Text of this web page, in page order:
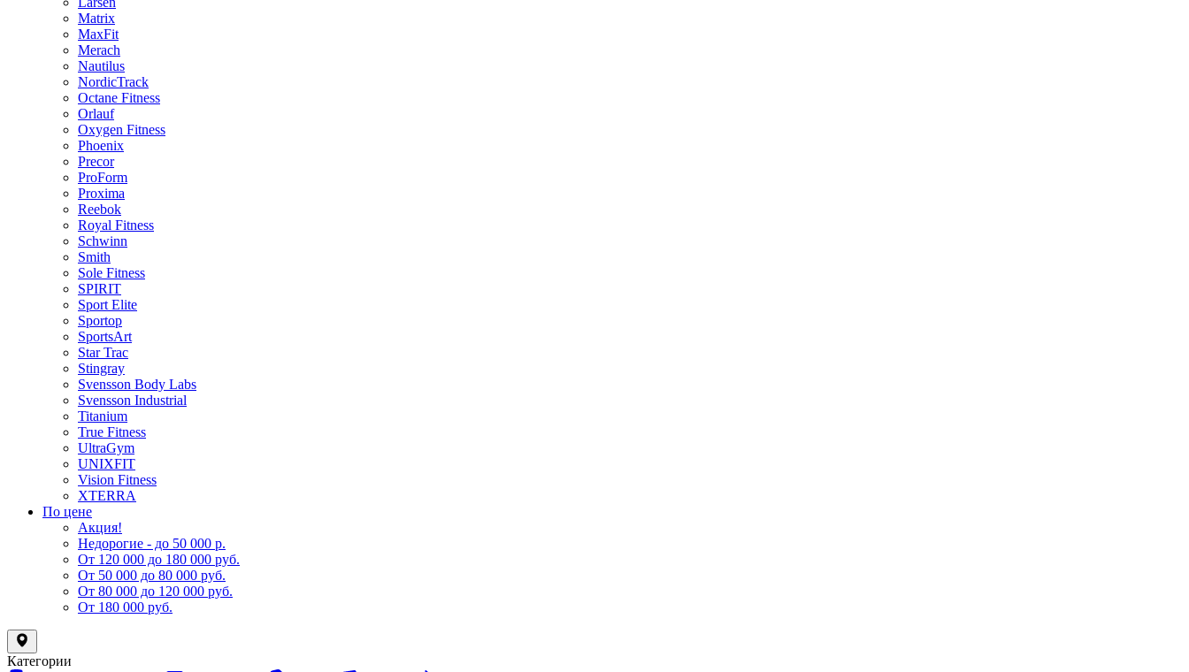
Matrix
MaxFit
Merach
Nautilus
NordicTrack
Octane Fitness
Orlauf
Oxygen Fitness
Phoenix
Precor
ProForm
Proxima
Reebok
Royal Fitness
Schwinn
Smith
Sole Fitness
SPIRIT
Sport Elite
Sportop
SportsArt
Star Trac
Stingray
Svensson Body Labs
Svensson Industrial
Titanium
True Fitness
UltraGym
UNIXFIT
Vision Fitness
XTERRA
По цене
Акция!
Недорогие - до 50 000 р.
От 120 000 до 180 000 руб.
От 50 000 до 80 000 руб.
От 80 000 до 120 000 руб.
От 180 000 руб.
Категории